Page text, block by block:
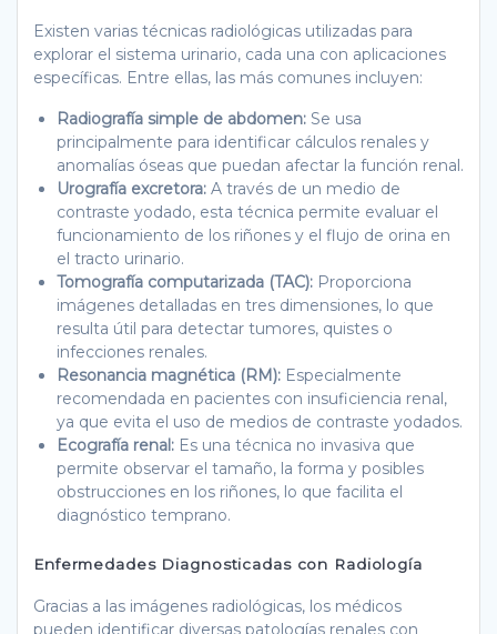
Existen varias técnicas radiológicas utilizadas para
explorar el sistema urinario, cada una con aplicaciones
específicas. Entre ellas, las más comunes incluyen:
Radiografía simple de abdomen: Se usa
principalmente para identificar cálculos renales y
anomalías óseas que puedan afectar la función renal.
Urografía excretora: A través de un medio de
contraste yodado, esta técnica permite evaluar el
funcionamiento de los riñones y el flujo de orina en
el tracto urinario.
Tomografía computarizada (TAC): Proporciona
imágenes detalladas en tres dimensiones, lo que
resulta útil para detectar tumores, quistes o
infecciones renales.
Resonancia magnética (RM): Especialmente
recomendada en pacientes con insuficiencia renal,
ya que evita el uso de medios de contraste yodados.
Ecografía renal: Es una técnica no invasiva que
permite observar el tamaño, la forma y posibles
obstrucciones en los riñones, lo que facilita el
diagnóstico temprano.
Enfermedades Diagnosticadas con Radiología
Gracias a las imágenes radiológicas, los médicos
pueden identificar diversas patologías renales con